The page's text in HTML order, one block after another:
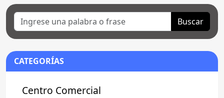
Buscar
CATEGORÍAS
Centro Comercial